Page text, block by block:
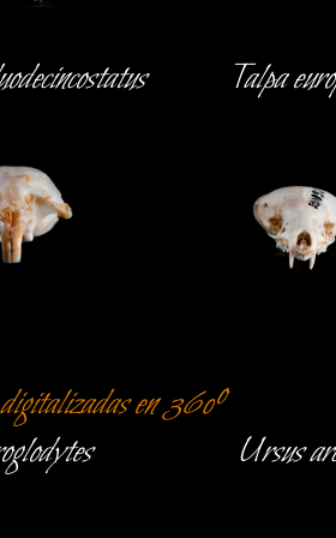
Talpa
en 360º
Ursus